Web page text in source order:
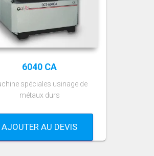
6040 CA
spéciales usinage de
métaux durs
AJOUTER AU DEVIS